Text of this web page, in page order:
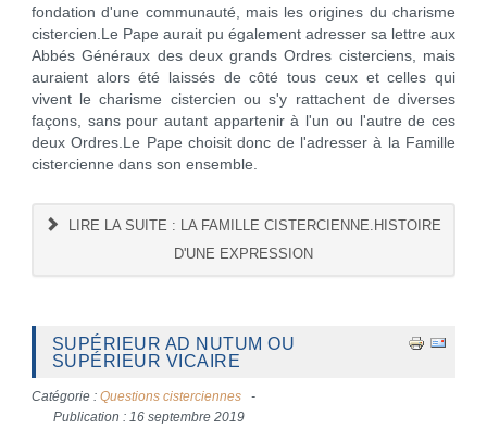
fondation d'une communauté, mais les origines du charisme
cistercien.Le Pape aurait pu également adresser sa lettre aux
Abbés Généraux des deux grands Ordres cisterciens, mais
auraient alors été laissés de côté tous ceux et celles qui
vivent le charisme cistercien ou s'y rattachent de diverses
façons, sans pour autant appartenir à l'un ou l'autre de ces
deux Ordres.Le Pape choisit donc de l'adresser à la Famille
cistercienne dans son ensemble.
LIRE LA SUITE : LA FAMILLE CISTERCIENNE.HISTOIRE
D'UNE EXPRESSION
SUPÉRIEUR AD NUTUM OU
SUPÉRIEUR VICAIRE
Catégorie : Questions cisterciennes
Publication : 16 septembre 2019